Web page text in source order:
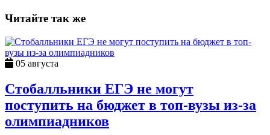
Читайте так же
05 августа
Стобалльники ЕГЭ не могут
поступить на бюджет в топ-вузы из-за
олимпиадников